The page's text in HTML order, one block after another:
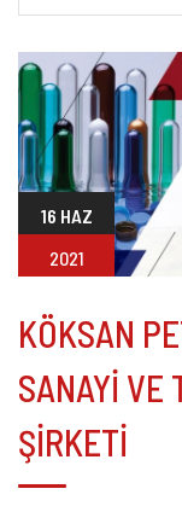
16 HAZ
2021
KÖKSAN
SANAYİ VE
ŞİRKETİ